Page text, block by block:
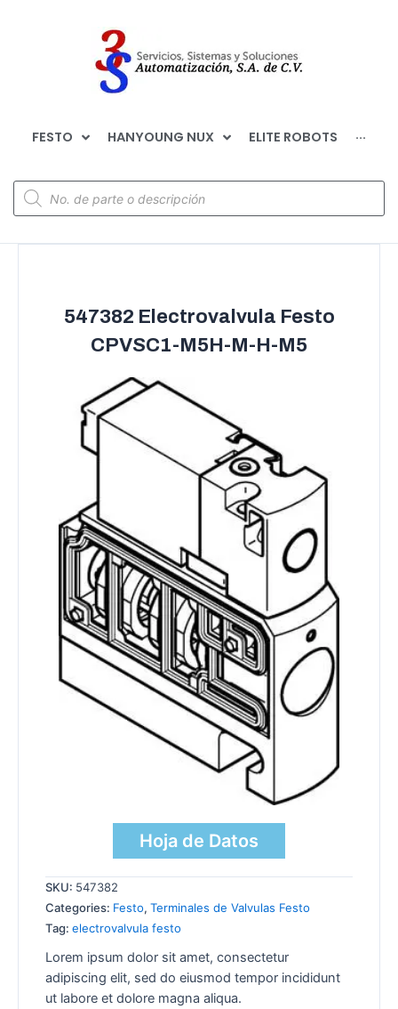
FESTO HANYOUNG NUX ELITE ROBOTS ···
547382 Electrovalvula Festo
CPVSC1-M5H-M-H-M5
Hoja de Datos
SKU: 547382
Categories: Festo, Terminales de Valvulas Festo
Tag: electrovalvula festo
Lorem ipsum dolor sit amet, consectetur
adipiscing elit, sed do eiusmod tempor incididunt
ut labore et dolore magna aliqua.